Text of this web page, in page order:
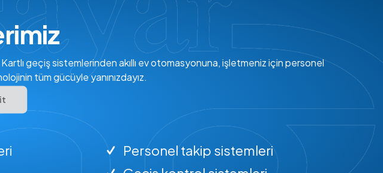
geçiş sistemlerinden akıllı ev otomasyonuna, işletmeniz için personel
tüm gücüyle yanınızdayız.
Personel takip sistemleri